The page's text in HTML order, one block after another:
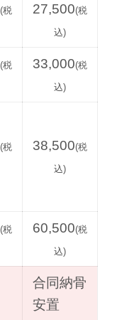
(税 27,500(税
込)
(税 33,000(税
込)
(税 38,500(税
込)
(税 60,500(税
込)
合同納骨
安置